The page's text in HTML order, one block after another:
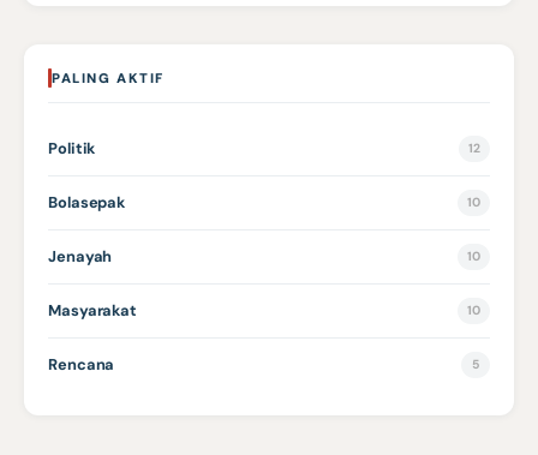
PALING AKTIF
Politik 12
Bolasepak 10
Jenayah 10
Masyarakat 10
Rencana 5